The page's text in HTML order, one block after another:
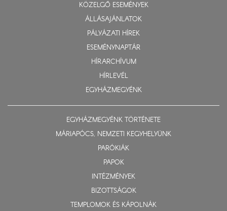
KÖZELGŐ ESEMÉNYEK
ÁLLÁSAJÁNLATOK
PÁLYÁZATI HÍREK
ESEMÉNYNAPTÁR
HÍRARCHÍVUM
HÍRLEVÉL
EGYHÁZMEGYÉNK
EGYHÁZMEGYÉNK TÖRTÉNETE
MÁRIAPÓCS, NEMZETI KEGYHELYÜNK
PARÓKIÁK
PAPOK
INTÉZMÉNYEK
BIZOTTSÁGOK
TEMPLOMOK ÉS KÁPOLNÁK